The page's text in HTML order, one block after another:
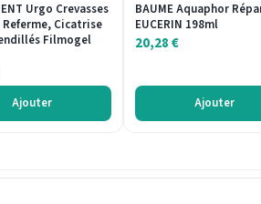
Urgo Crevasses
Cicatrise
Filmogel
Ajouter
BAUME Aquaphor
EUCERIN 198ml
20,28€
Ajouter